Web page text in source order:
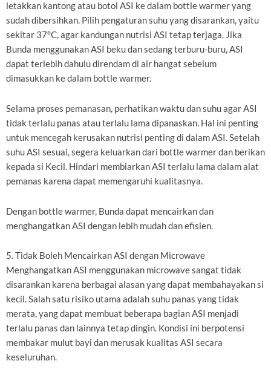
letakkan kantong atau botol ASI ke dalam bottle warmer yang
sudah dibersihkan. Pilih pengaturan suhu yang disarankan, yaitu
sekitar 37°C, agar kandungan nutrisi ASI tetap terjaga. Jika
Bunda menggunakan ASI beku dan sedang terburu-buru, ASI
dapat terlebih dahulu direndam di air hangat sebelum
dimasukkan ke dalam bottle warmer.
Selama proses pemanasan, perhatikan waktu dan suhu agar ASI
tidak terlalu panas atau terlalu lama dipanaskan. Hal ini penting
untuk mencegah kerusakan nutrisi penting di dalam ASI. Setelah
suhu ASI sesuai, segera keluarkan dari bottle warmer dan berikan
kepada si Kecil. Hindari membiarkan ASI terlalu lama dalam alat
pemanas karena dapat memengaruhi kualitasnya.
Dengan bottle warmer, Bunda dapat mencairkan dan
menghangatkan ASI dengan lebih mudah dan efisien.
5. Tidak Boleh Mencairkan ASI dengan Microwave
Menghangatkan ASI menggunakan microwave sangat tidak
disarankan karena berbagai alasan yang dapat membahayakan si
kecil. Salah satu risiko utama adalah suhu panas yang tidak
merata, yang dapat membuat beberapa bagian ASI menjadi
terlalu panas dan lainnya tetap dingin. Kondisi ini berpotensi
membakar mulut bayi dan merusak kualitas ASI secara
keseluruhan.